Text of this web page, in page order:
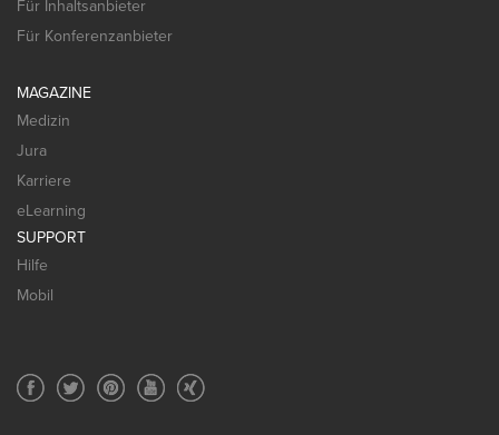
Für Inhaltsanbieter
Für Konferenzanbieter
MAGAZINE
Medizin
Jura
Karriere
eLearning
SUPPORT
Hilfe
Mobil